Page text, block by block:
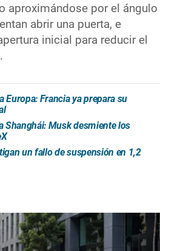
aproximándose por el ángulo
abrir una puerta, e
inicial para reducir el
Europa: Francia ya prepara su
Shanghái: Musk desmiente los
un fallo de suspensión en 1,2